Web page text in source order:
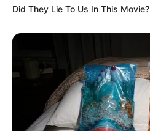
Did They Lie To Us In This Movie?